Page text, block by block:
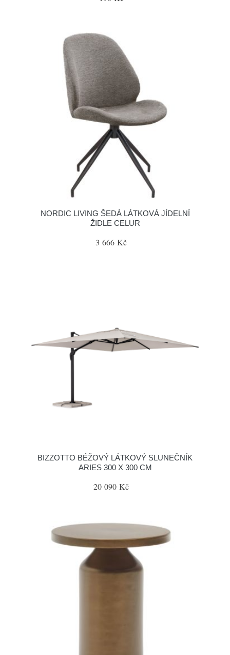
NORDIC LIVING ŠEDÁ LÁTKOVÁ JÍDELNÍ
ŽIDLE CELUR
3 666 Kč
BIZZOTTO BÉŽOVÝ LÁTKOVÝ SLUNEČNÍK
ARIES 300 X 300 CM
20 090 Kč